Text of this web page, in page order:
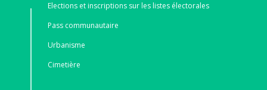
Elections et inscriptions sur les listes électorales
Pass communautaire
Urbanisme
Cimetière